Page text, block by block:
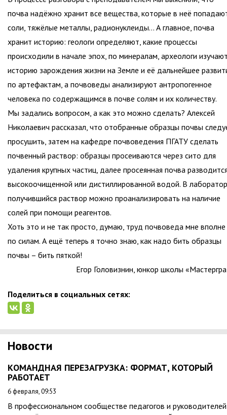
почва надёжно хранит все вещества, которые в неё
соли, тяжёлые металлы, радионуклеиды… А главное, почва
хранит историю: геологи определяют, какие процессы
происходили в начале эпох, по минералам, археологи
историю зарождения жизни на Земле и её дальнейшее
по артефактам, а почвоведы анализируют антропогенное
человека по содержащимся в почве солям и их количеству.
Мы задались вопросом, а как это можно сделать? Алексей
Николаевич рассказал, что отобранные образцы почвы
просушить, затем на кафедре почвоведения ПГАТУ сделать
почвенный раствор: образцы просеиваются через сито для
удаления крупных частиц, далее просеянная почва
высокоочищенной или дистиллированной водой. В
получившийся раствор можно проанализировать на наличие
солей при помощи реагентов.
Хоть это и не так просто, думаю, труд почвоведа мне вполне
по силам. А ещё теперь я точно знаю, как надо бить образцы
почвы – бить пяткой!
Егор Головизнин, юнкор школы
Поделиться в социальных сетях:
Новости
КОМАНДНАЯ ПЕРЕЗАГРУЗКА: ФОРМАТ, КОТОРЫЙ
РАБОТАЕТ
6 февраля, 09:53
В профессиональном сообществе педагогов и руководителей